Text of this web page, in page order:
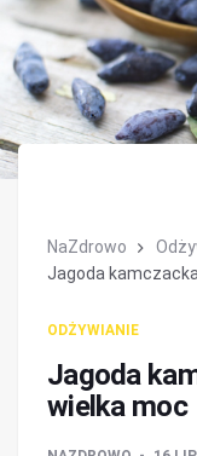
NaZdrowo
Jagoda
ODŻYWIANIE
Jagoda
wielka moc